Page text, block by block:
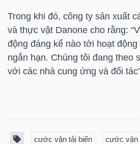
Trong khi đó, công ty sản xuất
và thực vật Danone cho rằng:
động đáng kể nào tới hoạt
ngắn hạn. Chúng tôi đang theo
với các nhà cung ứng và đối
cước vận tải biển cước vận
NĂNG
LƯỢNG
LIỆU